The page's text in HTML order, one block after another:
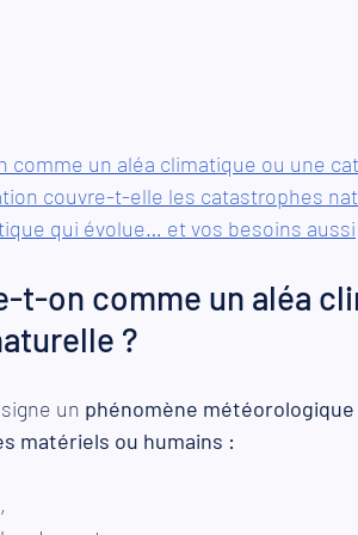
comme un aléa climatique ou une
couvre-t-elle les catastrophes
qui évolue… et vos besoins aussi
t-on comme un aléa
?
un phénomène
matériels ou humains :